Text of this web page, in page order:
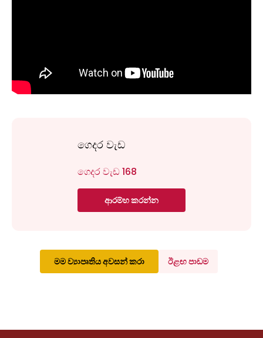
ගෙදර වැඩ
ගෙදර වැඩ 168
ආරම්භ කරන්න
මම ව්‍යාපෘතිය අවසන් කරා ඊළඟ පාඩම